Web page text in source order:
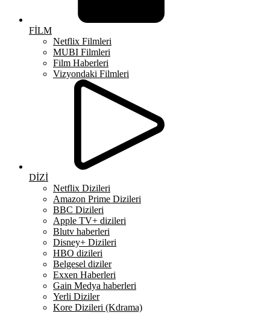
FİLM
Netflix Filmleri
MUBI Filmleri
Film Haberleri
Vizyondaki Filmleri
DİZİ
Netflix Dizileri
Amazon Prime Dizileri
BBC Dizileri
Apple TV+ dizileri
Blutv haberleri
Disney+ Dizileri
HBO dizileri
Belgesel diziler
Exxen Haberleri
Gain Medya haberleri
Yerli Diziler
Kore Dizileri (Kdrama)